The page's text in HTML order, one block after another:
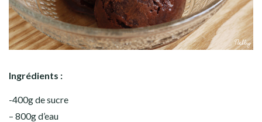
Ingrédients :
-400g de sucre
– 800g d’eau